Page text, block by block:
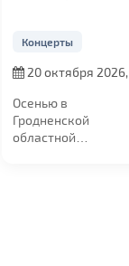
Концерты
20 октября 2026,
Осенью в
Гродненской
областной